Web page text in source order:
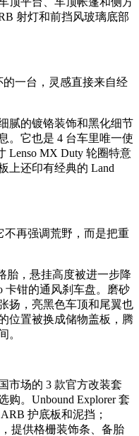
射灯和前挡风玻璃底部
的一台，灵感直接来自经
腻的镀铬装饰和黑化细节
。它也是 4 台车里唯一使
Lenso MX Duty 轮圈特意
上还印有经典的 Land
不再强调荒野，而是把重
胎，悬挂高度被进一步降
卡钳的通风刹车盘。磨砂
扬，亮黑色车顶和尾翼也
位置被换成储物盖板，腾
。
市场的 3 款官方改装套
。Unbound Explorer 套
护底板和泥挡；
提供格栅装饰条、备胎